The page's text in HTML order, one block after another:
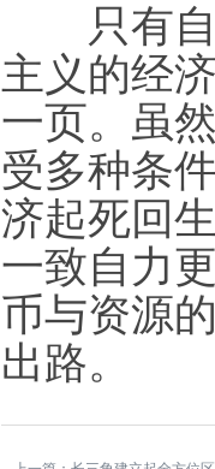
只有自
主义的经
一页。虽
受多种条
济起死回
一致自力
币与资源
出路。